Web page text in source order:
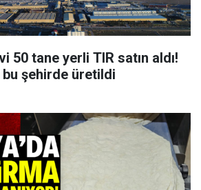
50 tane yerli TIR satın aldı!
şehirde üretildi